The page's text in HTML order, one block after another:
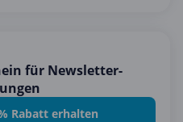
für Newsletter-
Rabatt erhalten